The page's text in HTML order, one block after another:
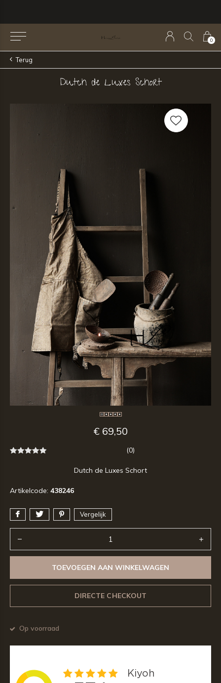
0
Terug
Dutch de Luxes Schort
€ 69,50
(0)
Dutch de Luxes Schort
Artikelcode: 438246
Vergelijk
TOEVOEGEN AAN WINKELWAGEN
DIRECTE CHECKOUT
Op voorraad